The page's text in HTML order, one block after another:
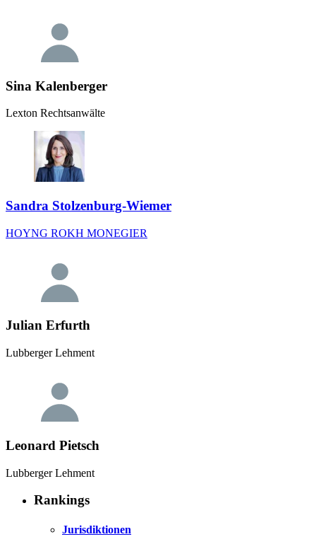
Sina Kalenberger
Lexton Rechtsanwälte
Sandra Stolzenburg-Wiemer
HOYNG ROKH MONEGIER
Julian Erfurth
Lubberger Lehment
Leonard Pietsch
Lubberger Lehment
Rankings
Jurisdiktionen